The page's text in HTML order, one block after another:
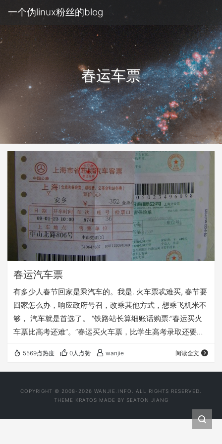
一个伪linux粉丝的blog
春运车票
春运汽车票
有多少人春节回家是乘汽车的。我是. 火车票忒难买, 春节要
回家怎么办，响应政府号召，改乘其他方式，想乘飞机米不
够， 汽车就是首选了。 “铁路站长算细账话购票:“春运买火
车票比高考还难”。“春运买火车票，比学生高考录取还要
上，铁路上海站副站长、新闻发言人朱凯平对即将到来的
2009年春运火车票“一票难求”发出感叹，并算了一笔车票和
外来人口660万人，今年上海在节前共计划运输外来人员
5569点热度 0人点赞 wanjie 阅读全文
COPYRIGHT © 2008-2026 WANJIE.INFO. ALL RIGHTS RESERVED.
THEME KRATOS MADE BY SEATON JIANG